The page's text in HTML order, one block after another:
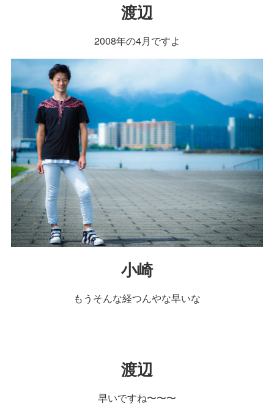
渡辺
2008年の4月ですよ
小崎
もうそんな経つんやな早いな
渡辺
早いですね〜〜〜